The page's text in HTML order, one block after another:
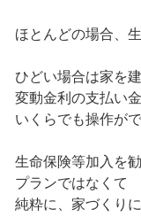
ほとんどの場合、
ひどい場合は家を
変動金利の支払い
いくらでも操作が
生命保険等加入を
プランではなくて
純粋に、家づくり